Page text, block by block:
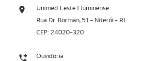
Unimed Leste Fluminense
Rua Dr. Borman, 51 - Niterói - RJ
CEP: 24020-320
Ouvidoria